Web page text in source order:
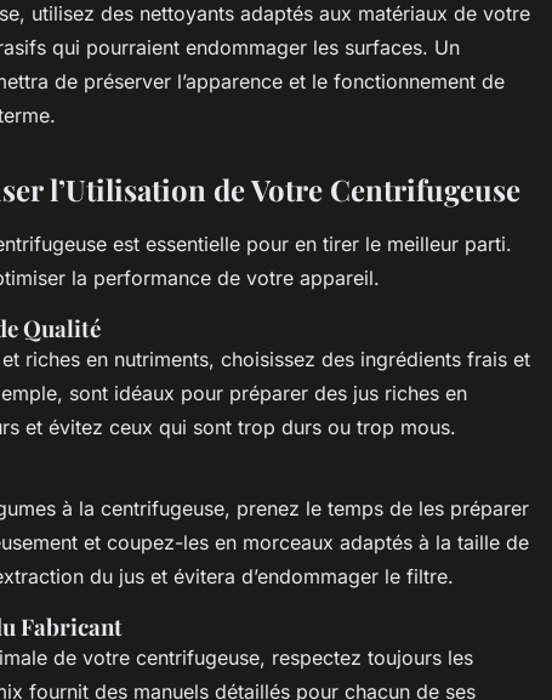
utilisez des nettoyants adaptés aux matériaux de votre
qui pourraient endommager les surfaces. Un
de préserver l’apparence et le fonctionnement de
l’Utilisation de Votre Centrifugeuse
est essentielle pour en tirer le meilleur parti.
la performance de votre appareil.
Qualité
riches en nutriments, choisissez des ingrédients frais et
sont idéaux pour préparer des jus riches en
et évitez ceux qui sont trop durs ou trop mous.
à la centrifugeuse, prenez le temps de les préparer
et coupez-les en morceaux adaptés à la taille de
du jus et évitera d’endommager le filtre.
Fabricant
de votre centrifugeuse, respectez toujours les
fournit des manuels détaillés pour chacun de ses